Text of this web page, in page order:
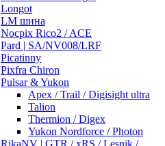
Longot
LM шина
Nocpix Rico2 / ACE
Pard | SA/NV008/LRF
Picatinny
Pixfra Chiron
Pulsar & Yukon
Apex / Trail / Digisight ultra
Talion
Thermion / Digex
Yukon Nordforce / Photon
RikaNV | GTR / xRS / Lesnik /